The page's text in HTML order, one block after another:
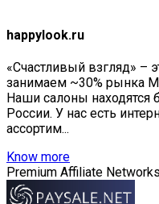
happylook.ru
«Счастливый взгляд» –
занимаем ~30% рынка
Наши салоны находятся
России. У нас есть
ассортим...
Know more
Premium Affiliate Networks